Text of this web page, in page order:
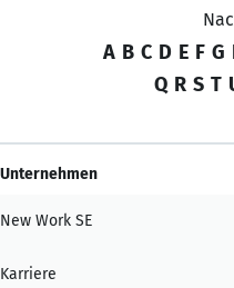
A B C D E F G
Q R S T
Unternehmen
New Work SE
Karriere